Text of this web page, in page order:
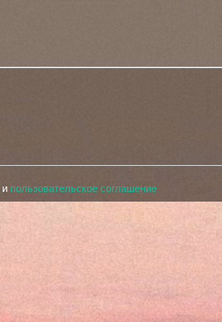
и пользовательское соглашение